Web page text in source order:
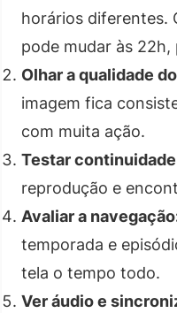
horários diferentes.
pode mudar às 22h,
Olhar a qualidade
imagem fica
com muita ação.
Testar
reprodução e
Avaliar a
temporada e
tela o tempo todo.
Ver áudio e